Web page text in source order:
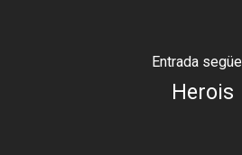
Entrada
Herois